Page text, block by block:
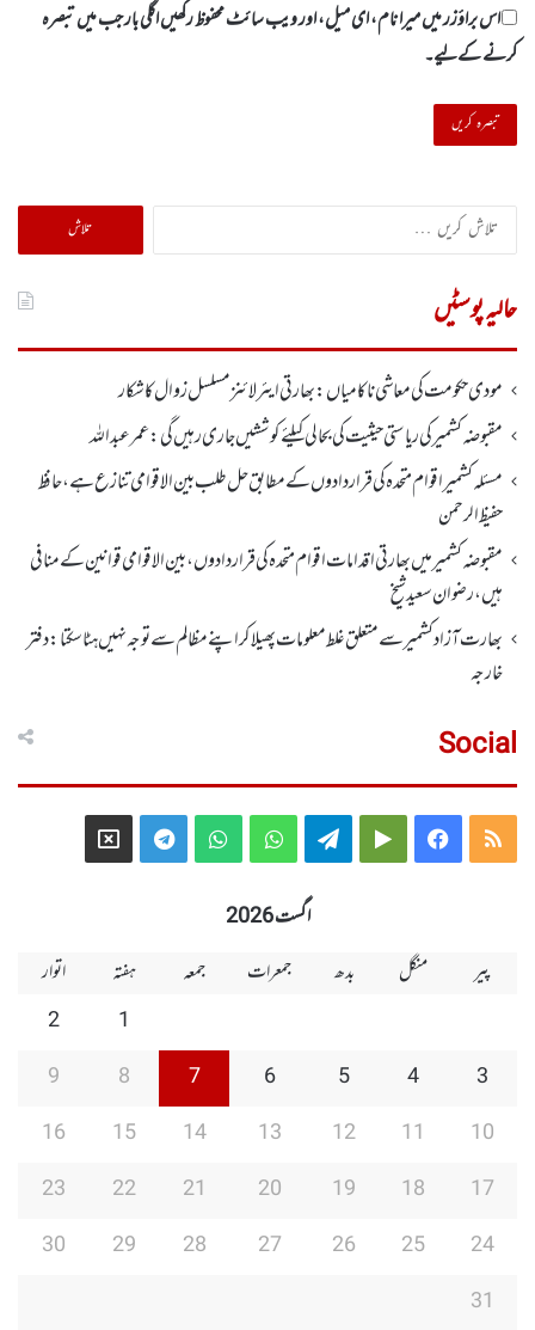
اس براؤزر میں میرا نام، ای میل، اور ویب سائٹ محفوظ رکھیں اگلی بار جب میں تبصرہ
کرنے کےلیے۔
تلاش
کریں
حالیہ پوسٹیں
مودی حکومت کی معاشی ناکامیاں: بھارتی ایئرلائنز مسلسل زوال کا شکار
مقبوضہ کشمیر کی ریاستی حیثیت کی بحالی کیلئے کوششیں جاری رہیں گی: عمر عبداللہ
مسئلہ کشمیر اقوام متحدہ کی قراردادوں کے مطابق حل طلب بین الاقوامی تنازع ہے، حافظ
حفیظ الرحمن
مقبوضہ کشمیر میں بھارتی اقدامات اقوام متحدہ کی قراردادوں، بین الاقوامی قوانین کے منافی
ہیں،رضوان سعید شیخ
بھارت آزاد کشمیر سے متعلق غلط معلومات پھیلا کر اپنے مظالم سے توجہ نہیں ہٹا سکتا: دفتر
خارجہ
Social
RSS
Facebook
Google
Telegram
WhatsApp
WhatsApp
Telegram
X
اگست 2026
پیر
منگل بدھ جمعرات جمعہ ہفتہ
اتوار
1
2
3
4
5
6
7
8
9
10
11
12
13
14
15
16
17
18
19
20
21
22
23
24
25
26
27
28
29
30
31